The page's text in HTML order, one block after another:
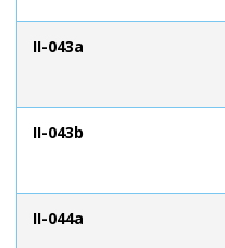
II-043a
II-043b
II-044a